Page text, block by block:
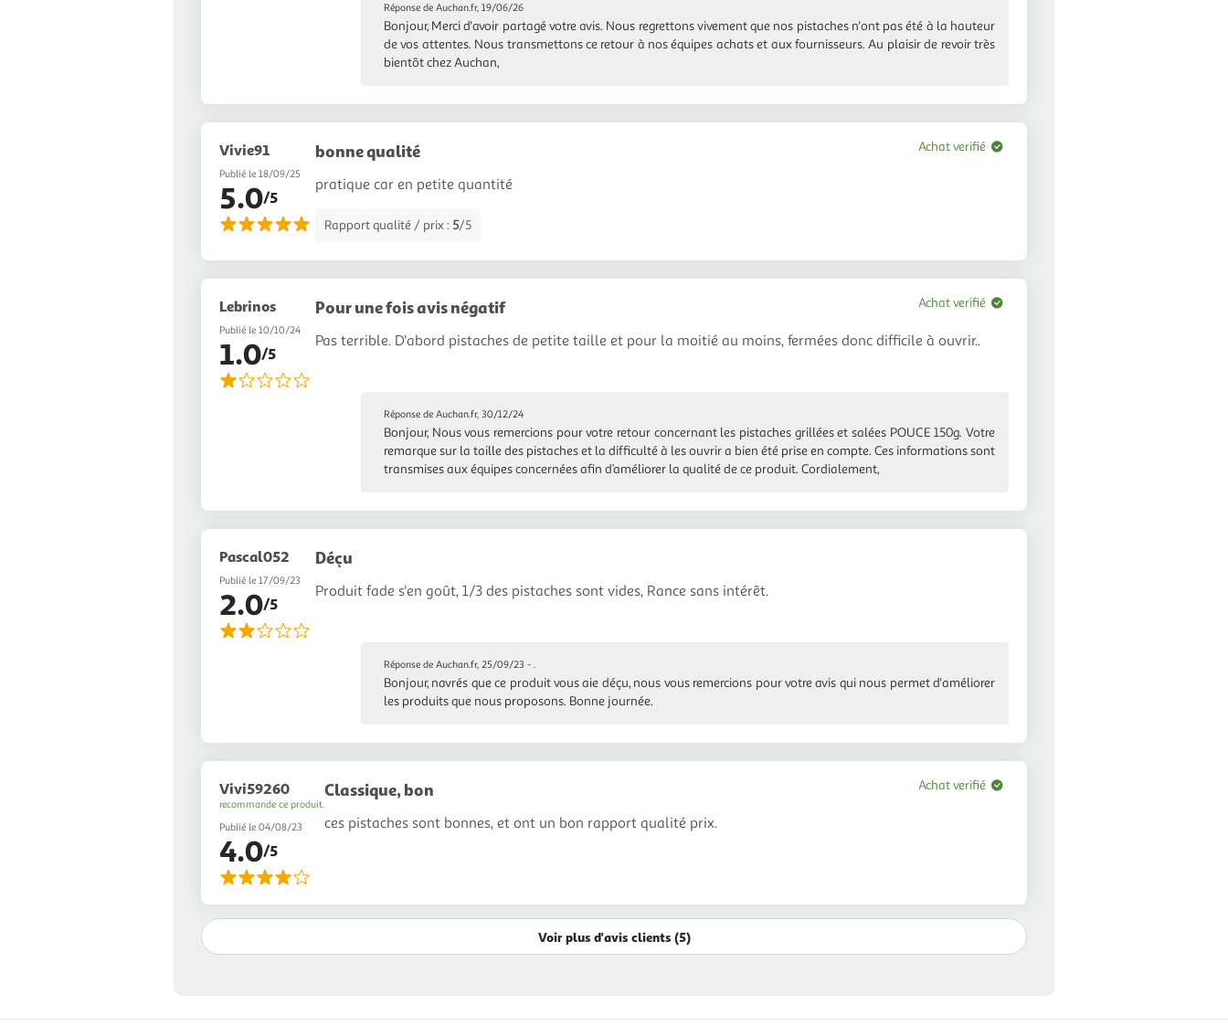
Réponse de Auchan.fr, 19/06/26
Bonjour, Merci d'avoir partagé votre avis. Nous regrettons vivement que nos pistaches n'ont pas été à la hauteur
de vos attentes. Nous transmettons ce retour à nos équipes achats et aux fournisseurs. Au plaisir de revoir très
bientôt chez Auchan,
Vivie91
Publié le 18/09/25
5.0/5
bonne qualité
pratique car en petite quantité
Rapport qualité / prix : 5/5
Achat verifié
Lebrinos
Publié le 10/10/24
1.0/5
Pour une fois avis négatif
Pas terrible. D'abord pistaches de petite taille et pour la moitié au moins, fermées donc difficile à ouvrir..
Réponse de Auchan.fr, 30/12/24
Bonjour, Nous vous remercions pour votre retour concernant les pistaches grillées et salées POUCE 150g. Votre
remarque sur la taille des pistaches et la difficulté à les ouvrir a bien été prise en compte. Ces informations sont
transmises aux équipes concernées afin d’améliorer la qualité de ce produit. Cordialement,
Achat verifié
Pascal052
Publié le 17/09/23
2.0/5
Déçu
Produit fade s'en goût, 1/3 des pistaches sont vides, Rance sans intérêt.
Réponse de Auchan.fr, 25/09/23 - .
Bonjour, navrés que ce produit vous aie déçu, nous vous remercions pour votre avis qui nous permet d'améliorer
les produits que nous proposons. Bonne journée.
Vivi59260
recommande ce produit.
Publié le 04/08/23
4.0/5
Classique, bon
ces pistaches sont bonnes, et ont un bon rapport qualité prix.
Achat verifié
Voir plus d'avis clients (5)